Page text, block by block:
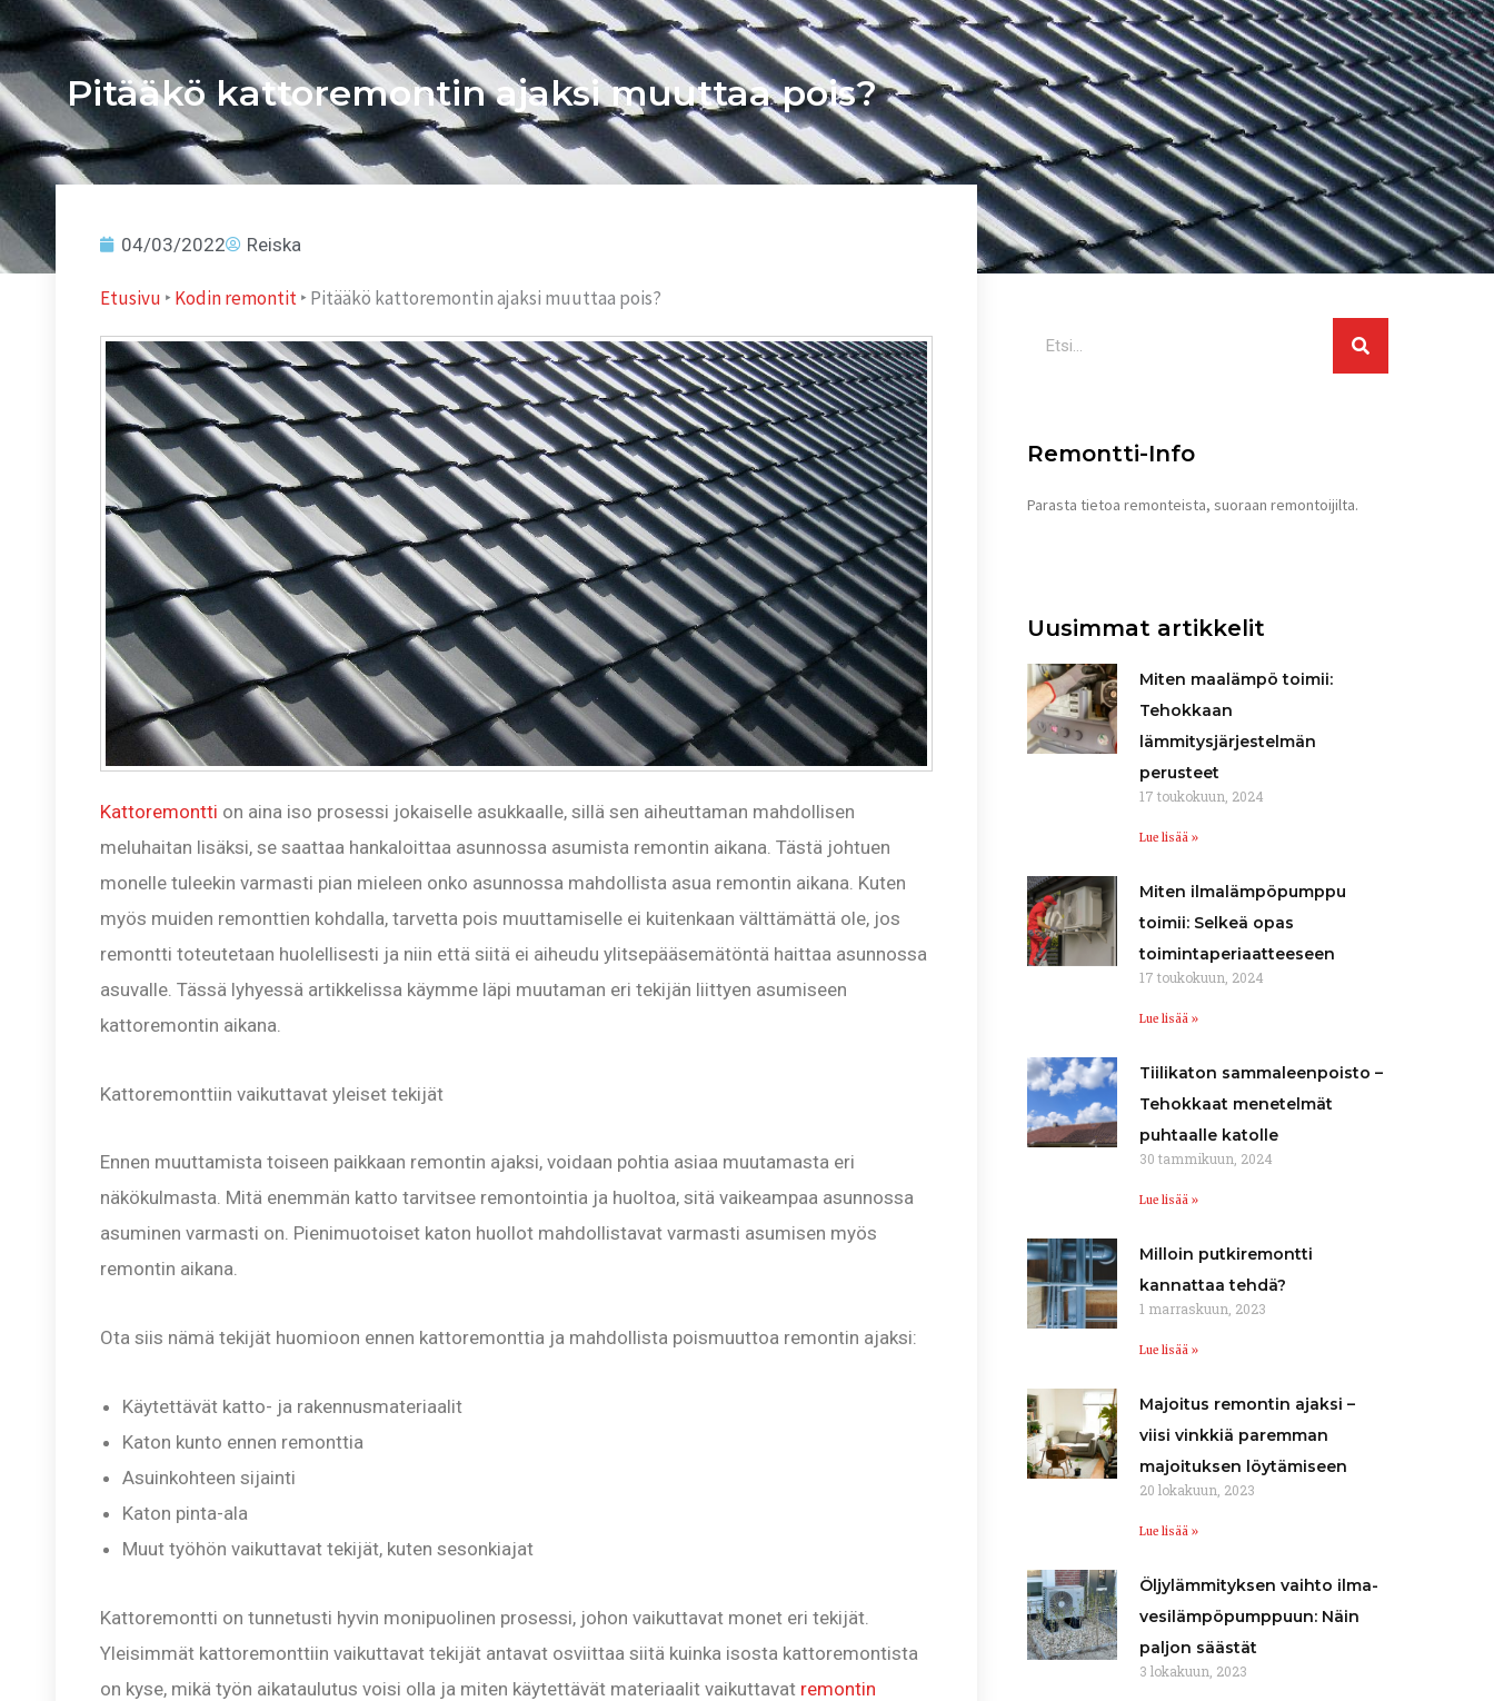
Pitääkö kattoremontin ajaksi muuttaa pois?
04/03/2022 Reiska
Etusivu ‣Kodin remontit‣Pitääkö kattoremontin ajaksi muuttaa pois?
Kattoremontti on aina iso prosessi jokaiselle asukkaalle, sillä sen aiheuttaman mahdollisen
meluhaitan lisäksi, se saattaa hankaloittaa asunnossa asumista remontin aikana. Tästä johtuen
monelle tuleekin varmasti pian mieleen onko asunnossa mahdollista asua remontin aikana. Kuten
myös muiden remonttien kohdalla, tarvetta pois muuttamiselle ei kuitenkaan välttämättä ole, jos
remontti toteutetaan huolellisesti ja niin että siitä ei aiheudu ylitsepääsemätöntä haittaa asunnossa
asuvalle. Tässä lyhyessä artikkelissa käymme läpi muutaman eri tekijän liittyen asumiseen
kattoremontin aikana.
Kattoremonttiin vaikuttavat yleiset tekijät
Ennen muuttamista toiseen paikkaan remontin ajaksi, voidaan pohtia asiaa muutamasta eri
näkökulmasta. Mitä enemmän katto tarvitsee remontointia ja huoltoa, sitä vaikeampaa asunnossa
asuminen varmasti on. Pienimuotoiset katon huollot mahdollistavat varmasti asumisen myös
remontin aikana.
Ota siis nämä tekijät huomioon ennen kattoremonttia ja mahdollista poismuuttoa remontin ajaksi:
Käytettävät katto- ja rakennusmateriaalit
Katon kunto ennen remonttia
Asuinkohteen sijainti
Katon pinta-ala
Muut työhön vaikuttavat tekijät, kuten sesonkiajat
Kattoremontti on tunnetusti hyvin monipuolinen prosessi, johon vaikuttavat monet eri tekijät.
Yleisimmät kattoremonttiin vaikuttavat tekijät antavat osviittaa siitä kuinka isosta kattoremontista
on kyse, mikä työn aikataulutus voisi olla ja miten käytettävät materiaalit vaikuttavat remontin
Remontti-Info
Parasta tietoa remonteista, suoraan remontoijilta.
Uusimmat artikkelit
Miten maalämpö toimii:
Tehokkaan
lämmitysjärjestelmän
perusteet
17 toukokuun, 2024
Lue lisää »
Miten ilmalämpöpumppu
toimii: Selkeä opas
toimintaperiaatteeseen
17 toukokuun, 2024
Lue lisää »
Tiilikaton sammaleenpoisto –
Tehokkaat menetelmät
puhtaalle katolle
30 tammikuun, 2024
Lue lisää »
Milloin putkiremontti
kannattaa tehdä?
1 marraskuun, 2023
Lue lisää »
Majoitus remontin ajaksi –
viisi vinkkiä paremman
majoituksen löytämiseen
20 lokakuun, 2023
Lue lisää »
Öljylämmityksen vaihto ilma-
vesilämpöpumppuun: Näin
paljon säästät
3 lokakuun, 2023